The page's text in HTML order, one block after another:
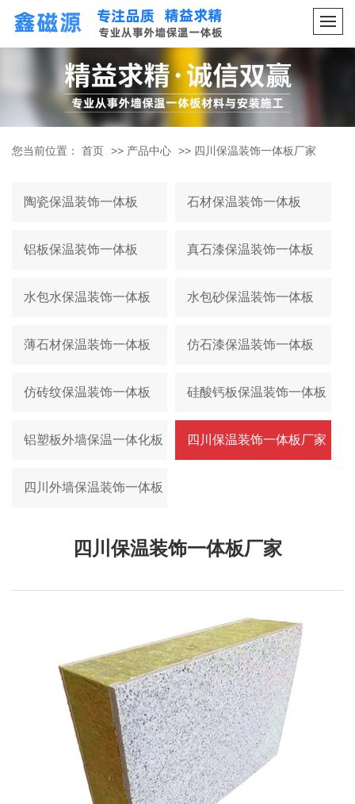
您当前位置： 首页 >> 产品中心 >> 四川保温装饰一体板厂家
陶瓷保温装饰一体板 石材保温装饰一体板
铝板保温装饰一体板 真石漆保温装饰一体板
水包水保温装饰一体板 水包砂保温装饰一体板
薄石材保温装饰一体板 仿石漆保温装饰一体板
仿砖纹保温装饰一体板 硅酸钙板保温装饰一体板
铝塑板外墙保温一体化板 四川保温装饰一体板厂家
四川外墙保温装饰一体板
四川保温装饰一体板厂家